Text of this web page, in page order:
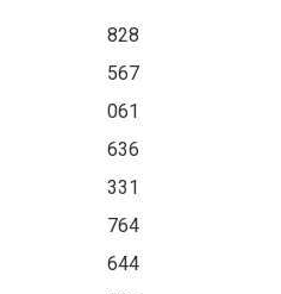
828
567
061
636
331
764
644